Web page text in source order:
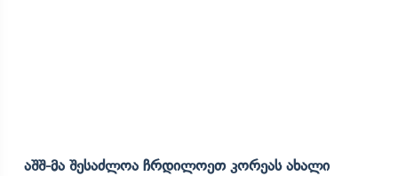
Აშშ-Მა Შესაძლოა Ჩრდილოეთ Კორეას Ახალი